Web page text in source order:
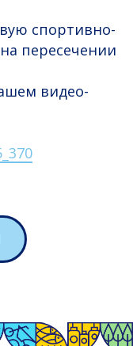
спортивно-
пересечении
видео-